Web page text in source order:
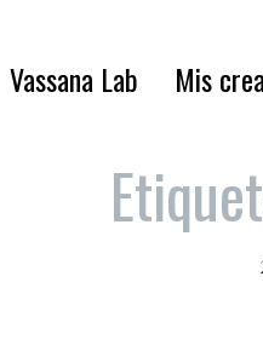
Vassana Lab Mis